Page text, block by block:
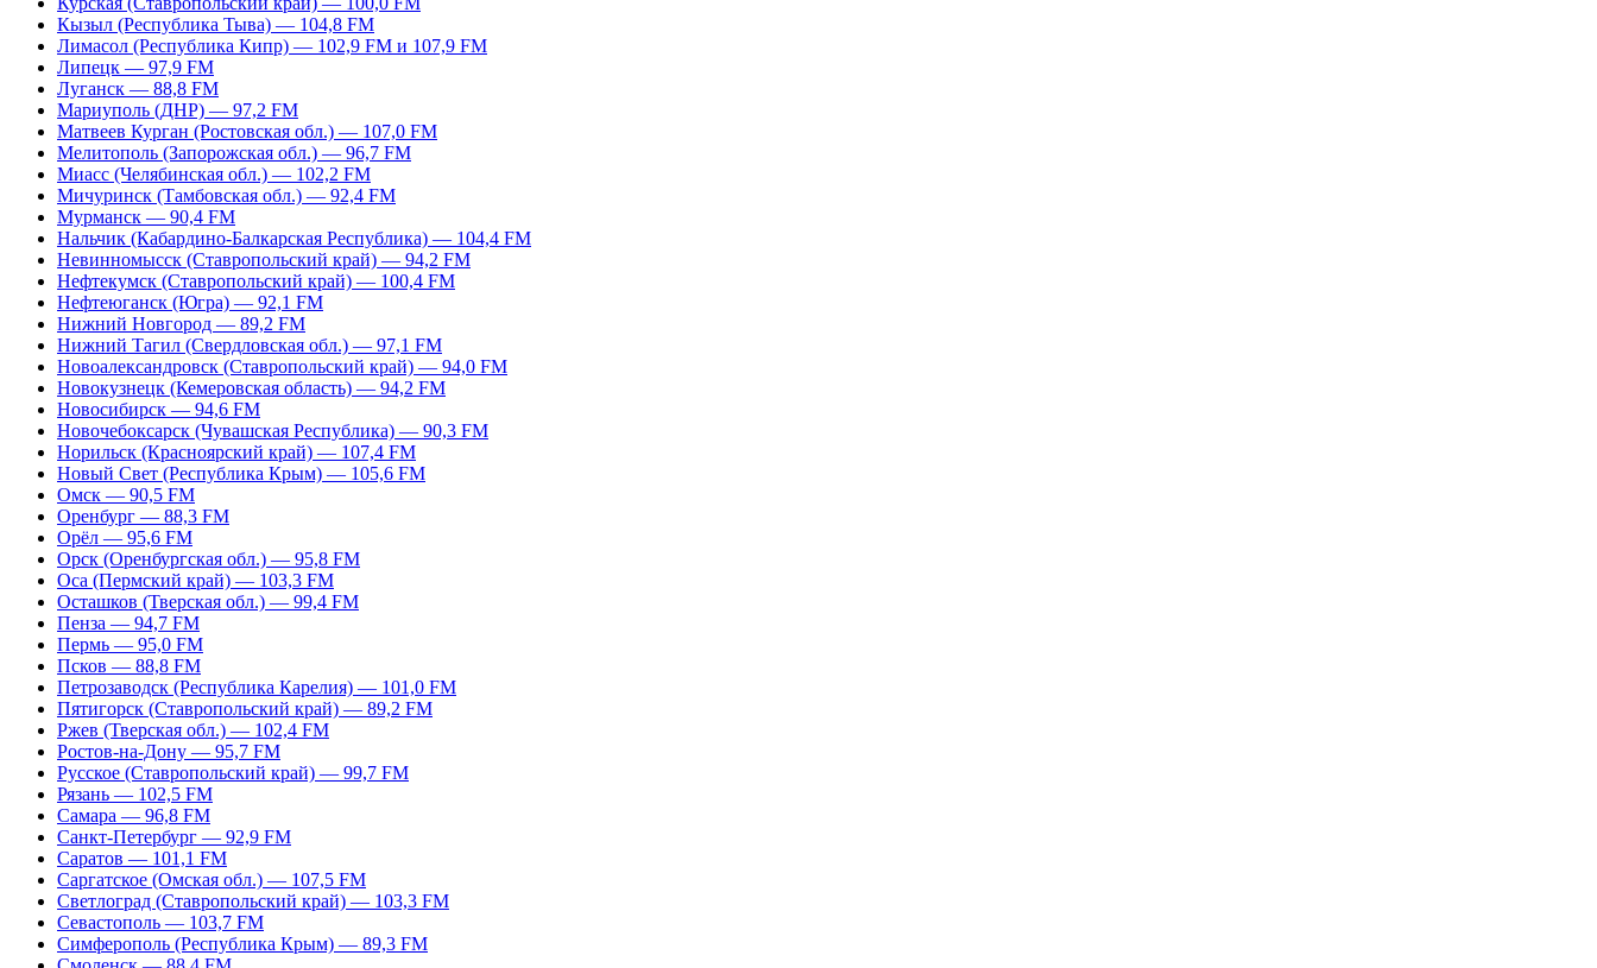
Кызыл (Республика Тыва) — 104,8 FM
Лимасол (Республика Кипр) — 102,9 FM и 107,9 FM
Липецк — 97,9 FM
Луганск — 88,8 FM
Мариуполь (ДНР) — 97,2 FM
Матвеев Курган (Ростовская обл.) — 107,0 FM
Мелитополь (Запорожская обл.) — 96,7 FM
Миасс (Челябинская обл.) — 102,2 FM
Мичуринск (Тамбовская обл.) — 92,4 FM
Мурманск — 90,4 FM
Нальчик (Кабардино-Балкарская Республика) — 104,4 FM
Невинномысск (Ставропольский край) — 94,2 FM
Нефтекумск (Ставропольский край) — 100,4 FM
Нефтеюганск (Югра) — 92,1 FM
Нижний Новгород — 89,2 FM
Нижний Тагил (Свердловская обл.) — 97,1 FM
Новоалександровск (Ставропольский край) — 94,0 FM
Новокузнецк (Кемеровская область) — 94,2 FM
Новосибирск — 94,6 FM
Новочебоксарск (Чувашская Республика) — 90,3 FM
Норильск (Красноярский край) — 107,4 FM
Новый Свет (Республика Крым) — 105,6 FM
Омск — 90,5 FM
Оренбург — 88,3 FM
Орёл — 95,6 FM
Орск (Оренбургская обл.) — 95,8 FM
Оса (Пермский край) — 103,3 FM
Осташков (Тверская обл.) — 99,4 FM
Пенза — 94,7 FM
Пермь — 95,0 FM
Псков — 88,8 FM
Петрозаводск (Республика Карелия) — 101,0 FM
Пятигорск (Ставропольский край) — 89,2 FM
Ржев (Тверская обл.) — 102,4 FM
Ростов-на-Дону — 95,7 FM
Русское (Ставропольский край) — 99,7 FM
Рязань — 102,5 FM
Самара — 96,8 FM
Санкт-Петербург — 92,9 FM
Саратов — 101,1 FM
Саргатское (Омская обл.) — 107,5 FM
Светлоград (Ставропольский край) — 103,3 FM
Севастополь — 103,7 FM
Симферополь (Республика Крым) — 89,3 FM